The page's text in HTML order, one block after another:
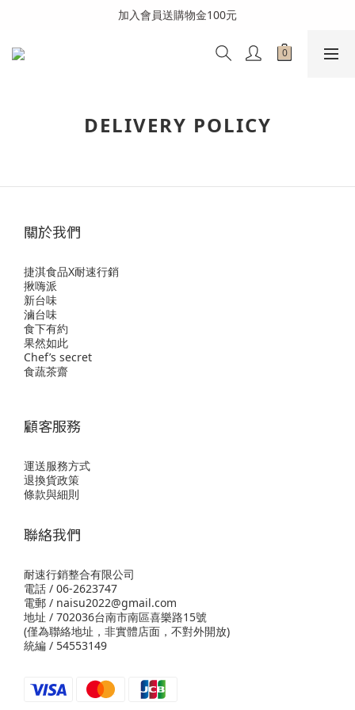
全館消費滿999免運費(溫層不同請分開結帳)
加入會員送購物金100元
全館消費滿999免運費(溫層不同請分開結帳)
DELIVERY POLICY
關於我們
捷淇食品X耐速行銷
揪嗨派
新台味
滷台味
食下有約
果然如此
Chef’s secret
食蔬茶齋
顧客服務
運送服務方式
退換貨政策
條款與細則
聯絡我們
耐速行銷整合有限公司
電話 / 06-2623747
電郵 / naisu2022@gmail.com
地址 / 702036台南市南區喜樂路15號
(僅為聯絡地址，非實體店面，不對外開放)
統編 / 54553149